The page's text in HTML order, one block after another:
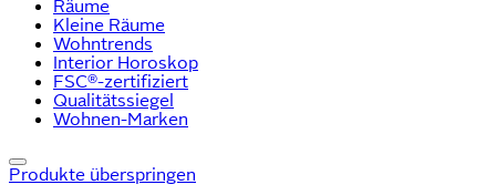
Räume
Kleine Räume
Wohntrends
Interior Horoskop
FSC®-zertifiziert
Qualitätssiegel
Wohnen-Marken
Produkte überspringen